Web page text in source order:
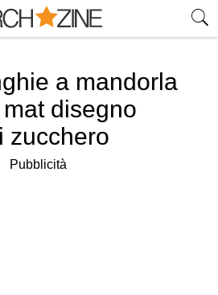
a mandorla
disegno
zucchero
Pubblicità